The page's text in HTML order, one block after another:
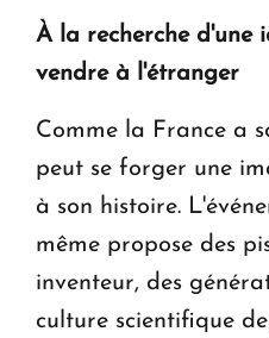
À la recherche d'une
vendre à l'étranger
Comme la France a
peut se forger une
à son histoire.
même propose des
inventeur, des
culture scientifique